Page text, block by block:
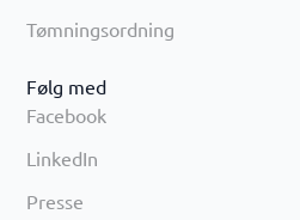
Tømningsordning
Følg med
Facebook
LinkedIn
Presse